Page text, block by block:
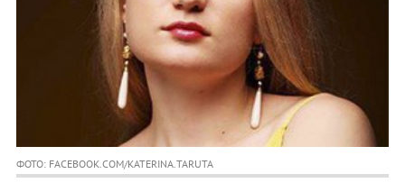
ФОТО: FACEBOOK.COM/KATERINA.TARUTA